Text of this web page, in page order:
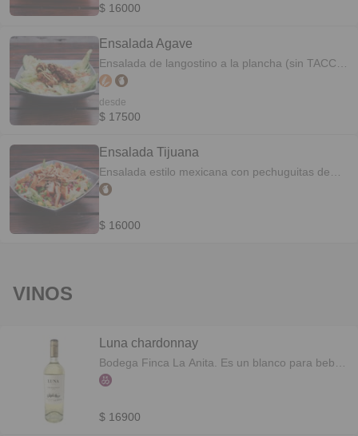
$ 16000
Ensalada Agave
Ensalada de langostino a la plancha (sin TACC)--
- o langostino rebozado. Palta, verdes, tomate
desde
$ 17500
Ensalada Tijuana
Ensalada estilo mexicana con pechuguitas de
pollo, verdes, choclo, arroz, frijoles, pimientos,
$ 16000
VINOS
Luna chardonnay
Bodega Finca La Anita. Es un blanco para beber
fresco y lentamente, se destacan sus agradables
cuerpo y acidez refrescante. Botella 750cc
$ 16900